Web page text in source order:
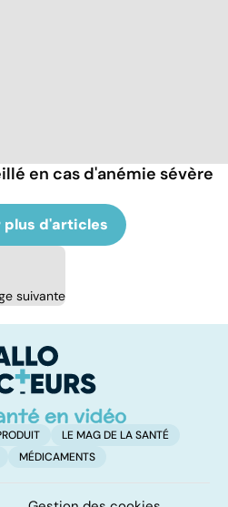
en cas d'anémie sévère
plus d'articles
suivante
LE MAG DE LA SANTÉ
MÉDICAMENTS